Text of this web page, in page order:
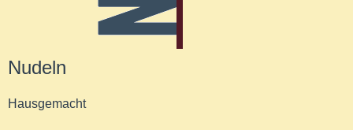
Nudeln
Hausgemacht